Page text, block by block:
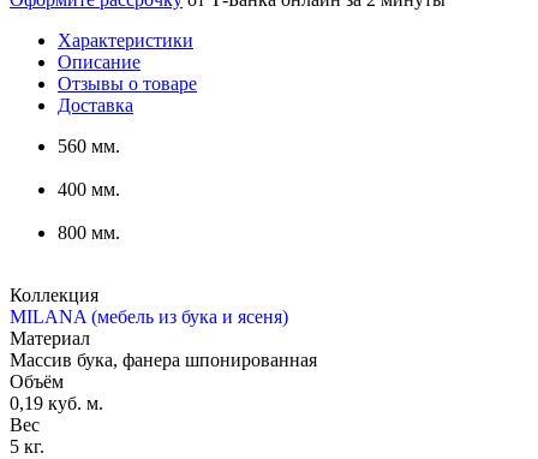
Характеристики
Описание
Отзывы о товаре
Доставка
560 мм.
400 мм.
800 мм.
Коллекция
MILANA (мебель из бука и ясеня)
Материал
Массив бука, фанера шпонированная
Объём
0,19 куб. м.
Вес
5 кг.